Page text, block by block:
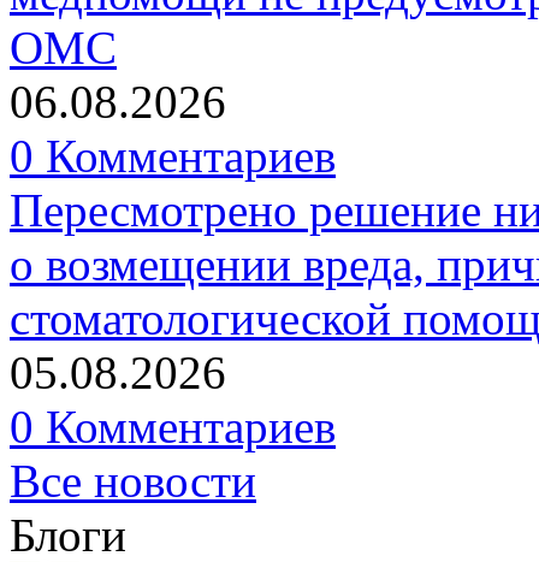
ОМС
06.08.2026
0 Комментариев
Пересмотрено решение
о возмещении вреда,
стоматологической
05.08.2026
0 Комментариев
Все новости
Блоги